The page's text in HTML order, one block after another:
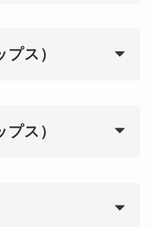
ス）
ス）